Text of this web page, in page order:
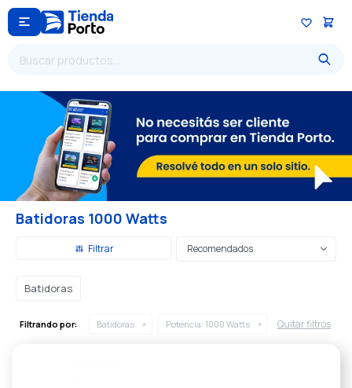

Batidoras 1000 Watts
Recomendados
Batidoras
Filtrando por: Batidoras Potencia: 1000 Watts Quitar filtros